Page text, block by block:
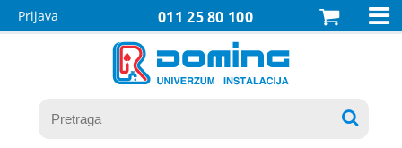
011 25 80 100
Prijava 
